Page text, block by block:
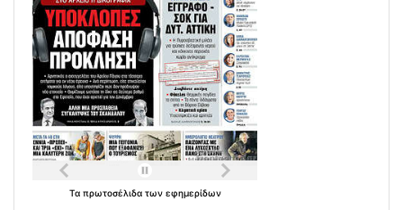
Τα πρωτοσέλιδα των εφημερίδων